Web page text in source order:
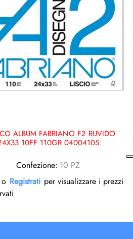
ALBUM FABRIANO F2 RUVIDO
10FF 110GR 04004105
Confezione: 10 PZ
o Registrati per visualizzare i prezzi